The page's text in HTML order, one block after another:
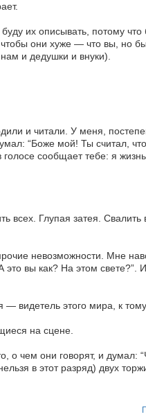
их описывать, потому что
они хуже — что вы, но
и дедушки и внуки).
и читали. У меня,
“Боже мой! Ты считал,
сообщает тебе: я
всех. Глупая затея.
невозможности. Мне
вы как? На этом свете?”.
— видетель этого мира, к
на сцене.
о чем они говорят, и думал:
в этот разряд) двух